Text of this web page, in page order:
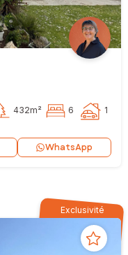
432m² 6 1
WhatsApp
Exclusivité